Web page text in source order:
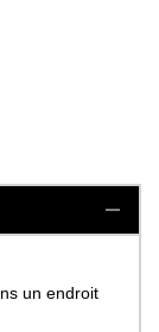
un endroit